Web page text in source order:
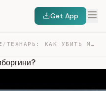
Get App
/ ТЕХНАРЬ: КАК УБИТЬ МОТОР В ЛАМБОРГИНИ? — TRANSCRIPT